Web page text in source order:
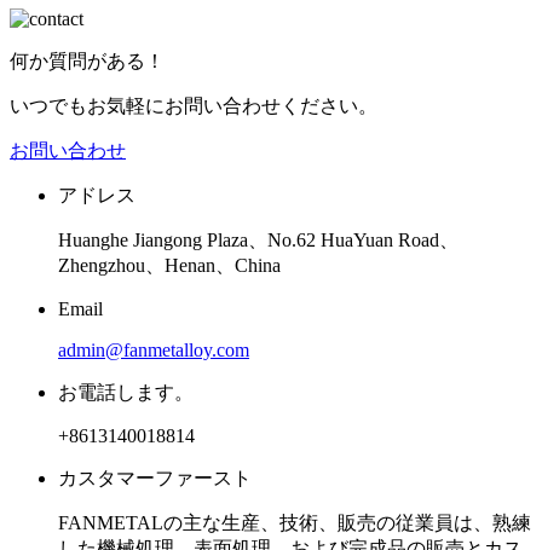
何か質問がある！
いつでもお気軽にお問い合わせください。
お問い合わせ
アドレス
Huanghe Jiangong Plaza、No.62 HuaYuan Road、
Zhengzhou、Henan、China
Email
admin@fanmetalloy.com
お電話します。
+8613140018814
カスタマーファースト
FANMETALの主な生産、技術、販売の従業員は、熟練